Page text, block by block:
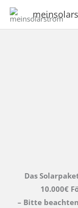
Zum
Inhalt
Das
10.000€
– Bitte